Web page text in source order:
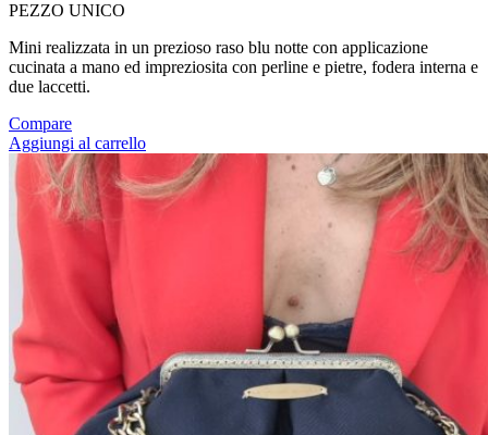
PEZZO UNICO
Mini realizzata in un prezioso raso blu notte con applicazione
cucinata a mano ed impreziosita con perline e pietre, fodera interna e
due laccetti.
Compare
Aggiungi al carrello